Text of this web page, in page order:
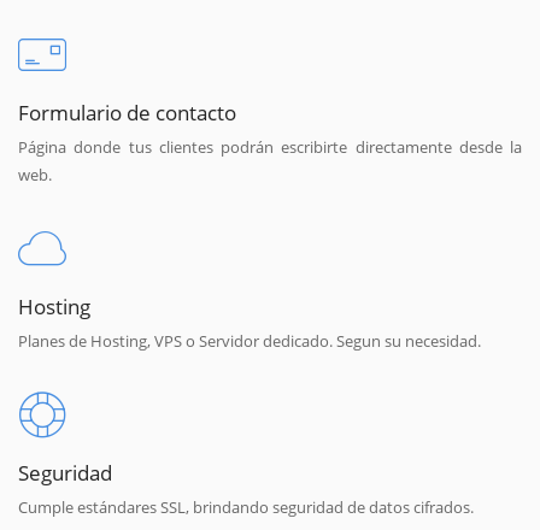
Formulario de contacto
Página donde tus clientes podrán escribirte directamente desde la
web.
Hosting
Planes de Hosting, VPS o Servidor dedicado. Segun su necesidad.
Seguridad
Cumple estándares SSL, brindando seguridad de datos cifrados.